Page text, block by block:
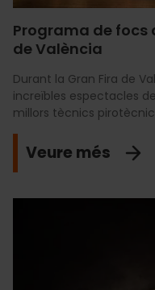
Programa de focs
de València
Durant la Gran Fira de
increïbles espectacles
millors tècnics
Veure més